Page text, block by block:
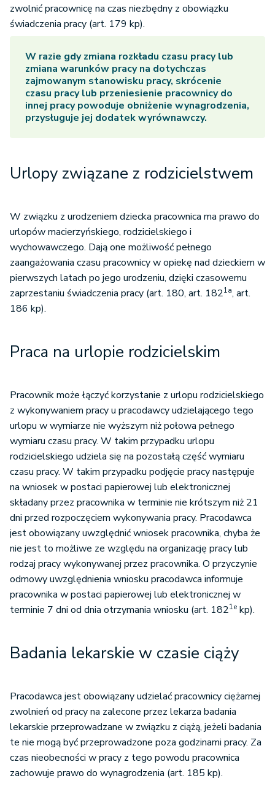
zwolnić pracownicę na czas niezbędny z obowiązku
świadczenia pracy (art. 179 kp).
W razie gdy zmiana rozkładu czasu pracy lub
zmiana warunków pracy na dotychczas
zajmowanym stanowisku pracy, skrócenie
czasu pracy lub przeniesienie pracownicy do
innej pracy powoduje obniżenie wynagrodzenia,
przysługuje jej dodatek wyrównawczy.
Urlopy związane z rodzicielstwem
W związku z urodzeniem dziecka pracownica ma prawo do
urlopów macierzyńskiego, rodzicielskiego i
wychowawczego. Dają one możliwość pełnego
zaangażowania czasu pracownicy w opiekę nad dzieckiem w
pierwszych latach po jego urodzeniu, dzięki czasowemu
zaprzestaniu świadczenia pracy (art. 180, art. 1821a, art.
186 kp).
Praca na urlopie rodzicielskim
Pracownik może łączyć korzystanie z urlopu rodzicielskiego
z wykonywaniem pracy u pracodawcy udzielającego tego
urlopu w wymiarze nie wyższym niż połowa pełnego
wymiaru czasu pracy. W takim przypadku urlopu
rodzicielskiego udziela się na pozostałą część wymiaru
czasu pracy. W takim przypadku podjęcie pracy następuje
na wniosek w postaci papierowej lub elektronicznej
składany przez pracownika w terminie nie krótszym niż 21
dni przed rozpoczęciem wykonywania pracy. Pracodawca
jest obowiązany uwzględnić wniosek pracownika, chyba że
nie jest to możliwe ze względu na organizację pracy lub
rodzaj pracy wykonywanej przez pracownika. O przyczynie
odmowy uwzględnienia wniosku pracodawca informuje
pracownika w postaci papierowej lub elektronicznej w
terminie 7 dni od dnia otrzymania wniosku (art. 1821e kp).
Badania lekarskie w czasie ciąży
Pracodawca jest obowiązany udzielać pracownicy ciężarnej
zwolnień od pracy na zalecone przez lekarza badania
lekarskie przeprowadzane w związku z ciążą, jeżeli badania
te nie mogą być przeprowadzone poza godzinami pracy. Za
czas nieobecności w pracy z tego powodu pracownica
zachowuje prawo do wynagrodzenia (art. 185 kp).